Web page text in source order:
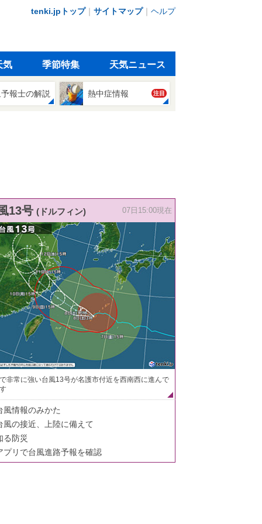
tenki.jpトップ｜ サイトマップ｜ ヘルプ
気 季節特集 天気ニュース
報士の解説 熱中症情報 注目
13号 (ドルフィン) 07日15:00現在
非常に強い台風13号が名護市付近を西南西に進んで
風情報のみかた
風の接近、上陸に備えて
る防災
プリで台風進路予報を確認